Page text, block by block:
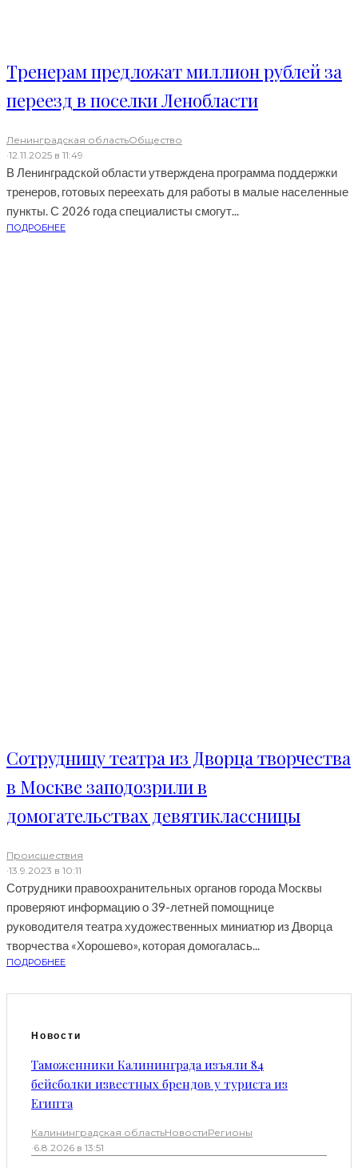
Тренерам предложат миллион рублей за
переезд в поселки Ленобласти
Ленинградская областьОбщество
·12.11.2025 в 11:49
В Ленинградской области утверждена программа поддержки
тренеров, готовых переехать для работы в малые населенные
пункты. С 2026 года специалисты смогут...
ПОДРОБНЕЕ
Сотрудницу театра из Дворца творчества
в Москве заподозрили в
домогательствах девятиклассницы
Происшествия
·13.9.2023 в 10:11
Сотрудники правоохранительных органов города Москвы
проверяют информацию о 39-летней помощнице
руководителя театра художественных миниатюр из Дворца
творчества «Хорошево», которая домогалась...
ПОДРОБНЕЕ
Новости
Таможенники Калининграда изъяли 84
бейсболки известных брендов у туриста из
Египта
Калининградская областьНовостиРегионы
·6.8.2026 в 13:51